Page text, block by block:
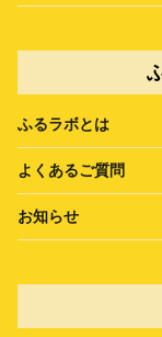
ふるラボとは
よくあるご質問
お知らせ